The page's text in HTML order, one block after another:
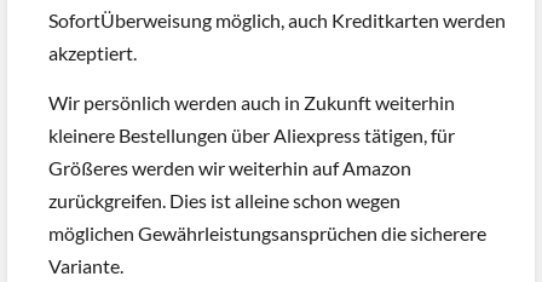
SofortÜberweisung möglich, auch Kreditkarten werden
akzeptiert.
Wir persönlich werden auch in Zukunft weiterhin
kleinere Bestellungen über Aliexpress tätigen, für
Größeres werden wir weiterhin auf Amazon
zurückgreifen. Dies ist alleine schon wegen
möglichen Gewährleistungsansprüchen die sicherere
Variante.